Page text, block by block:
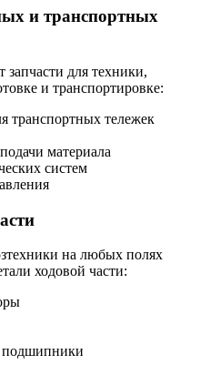
и транспортных
запчасти для техники,
и транспортировке:
транспортных тележек
материала
систем
на любых полях
ходовой части:
подшипники